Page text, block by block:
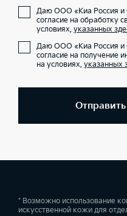
Даю ООО «Киа Россия
согласие на обработку
условиях, указанных
Даю ООО «Киа Россия
согласие на получение
на условиях, указанных
* Возможно использование
искусственной кожи для